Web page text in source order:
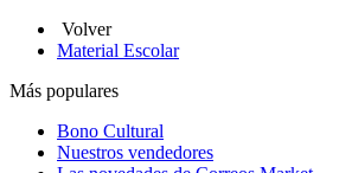
Volver
Material Escolar
Más populares
Bono Cultural
Nuestros vendedores